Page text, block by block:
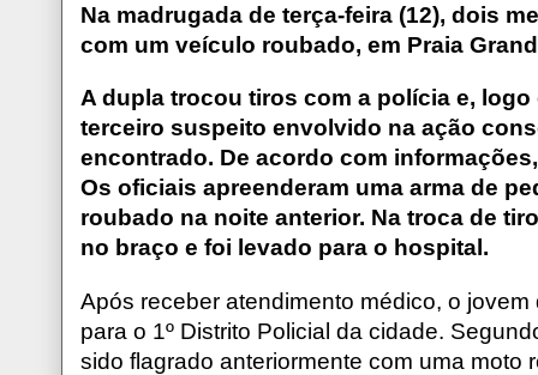
​Na madrugada de terça-feira (12), dois
com um veículo roubado, em Praia
A dupla trocou tiros com a polícia e,
terceiro suspeito envolvido na ação
encontrado. De acordo com
Os oficiais apreenderam uma arma de
roubado na noite anterior. Na troca de
no braço e foi levado para o hospital.
Após receber atendimento médico, o
para o 1º Distrito Policial da cidade.
sido flagrado anteriormente com uma moto